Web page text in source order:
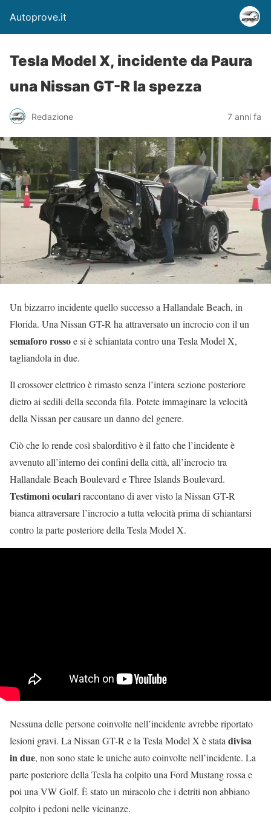
Autoprove.it
Tesla Model X, incidente da Paura
una Nissan GT-R la spezza
Redazione 7 anni fa
Un bizzarro incidente quello successo a Hallandale Beach, in
Florida. Una Nissan GT-R ha attraversato un incrocio con il un
semaforo rossoe si è schiantata contro una Tesla Model X,
tagliandola in due.
Il crossover elettrico è rimasto senza l’intera sezione posteriore
dietro ai sedili della seconda fila. Potete immaginare la velocità
della Nissan per causare un danno del genere.
Ciò che lo rende così sbalorditivo è il fatto che l’incidente è
avvenuto all’interno dei confini della città, all’incrocio tra
Hallandale Beach Boulevard e Three Islands Boulevard.
Testimoni oculariraccontano di aver visto la Nissan GT-R
bianca attraversare l’incrocio a tutta velocità prima di schiantarsi
contro la parte posteriore della Tesla Model X.
Nessuna delle persone coinvolte nell’incidente avrebbe riportato
lesioni gravi. La Nissan GT-R e la Tesla Model X è stata divisa
in due, non sono state le uniche auto coinvolte nell’incidente. La
parte posteriore della Tesla ha colpito una Ford Mustang rossa e
poi una VW Golf. È stato un miracolo che i detriti non abbiano
colpito i pedoni nelle vicinanze.